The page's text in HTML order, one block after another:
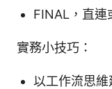
FINAL，直連
實務小技巧：
以工作流思維